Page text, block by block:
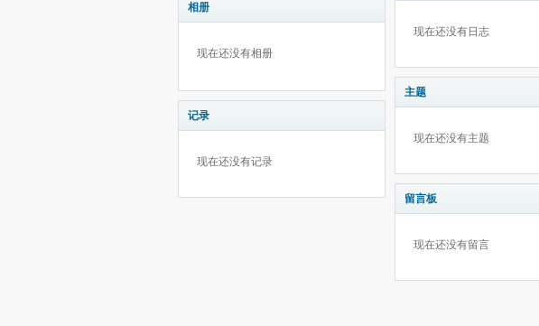
相册
现在还没有相册
记录
现在还没有记录
现在还没有日志
主题
现在还没有主题
留言板
现在还没有留言